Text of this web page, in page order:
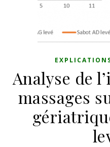
Analyse de
massages